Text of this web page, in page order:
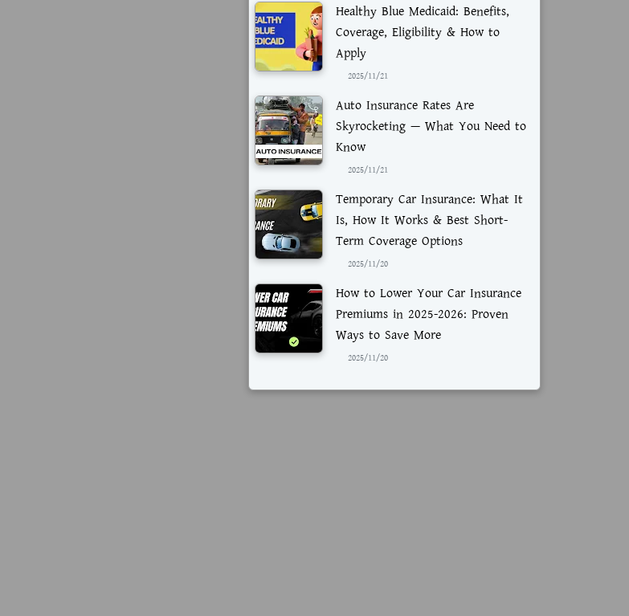
Healthy Blue Medicaid: Benefits,
Coverage, Eligibility & How to
Apply
2025/11/21
Auto Insurance Rates Are
Skyrocketing — What You Need to
Know
2025/11/21
Temporary Car Insurance: What It
Is, How It Works & Best Short-
Term Coverage Options
2025/11/20
How to Lower Your Car Insurance
Premiums in 2025-2026: Proven
Ways to Save More
2025/11/20